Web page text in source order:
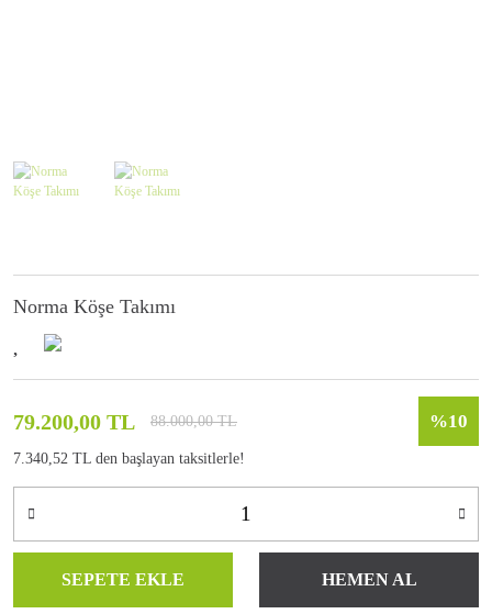
Norma Köşe Takımı
79.200,00 TL 88.000,00 TL %10
7.340,52 TL den başlayan taksitlerle!
SEPETE EKLE HEMEN AL